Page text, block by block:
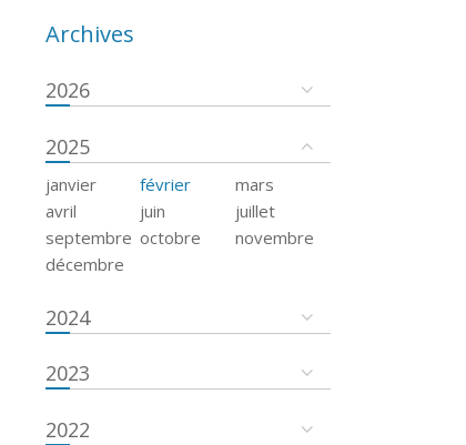
Archives
2026
2025
janvier février
mars
avril
juin
juillet
septembre octobre
novembre
décembre
2024
2023
2022